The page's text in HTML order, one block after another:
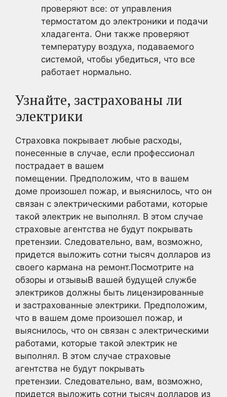
проверяют все: от управления
термостатом до электроники и подачи
хладагента. Они также проверяют
температуру воздуха, подаваемого
системой, чтобы убедиться, что все
работает нормально.
Узнайте, застрахованы ли
электрики
Страховка покрывает любые расходы,
понесенные в случае, если профессионал
пострадает в вашем
помещении. Предположим, что в вашем
доме произошел пожар, и выяснилось, что он
связан с электрическими работами, которые
такой электрик не выполнял. В этом случае
страховые агентства не будут покрывать
претензии. Следовательно, вам, возможно,
придется выложить сотни тысяч долларов из
своего кармана на ремонт.Посмотрите на
обзоры и отзывыВ вашей будущей службе
электриков должны быть лицензированные
и застрахованные электрики. Предположим,
что в вашем доме произошел пожар, и
выяснилось, что он связан с электрическими
работами, которые такой электрик не
выполнял. В этом случае страховые
агентства не будут покрывать
претензии. Следовательно, вам, возможно,
придется выложить сотни тысяч долларов из